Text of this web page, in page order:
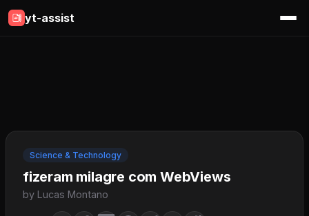
yt-assist
Science & Technology
fizeram milagre com WebViews
by Lucas Montano